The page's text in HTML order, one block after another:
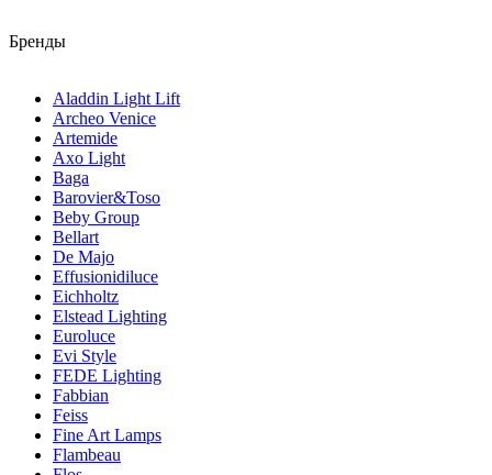
Бренды
Aladdin Light Lift
Archeo Venice
Artemide
Axo Light
Baga
Barovier&Toso
Beby Group
Bellart
De Majo
Effusionidiluce
Eichholtz
Elstead Lighting
Euroluce
Evi Style
FEDE Lighting
Fabbian
Feiss
Fine Art Lamps
Flambeau